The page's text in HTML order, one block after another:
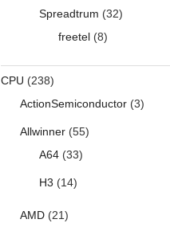
Spreadtrum (32)
freetel(8)
CPU (238)
ActionSemiconductor(3)
Allwinner(55)
A64(33)
H3 (14)
AMD(21)